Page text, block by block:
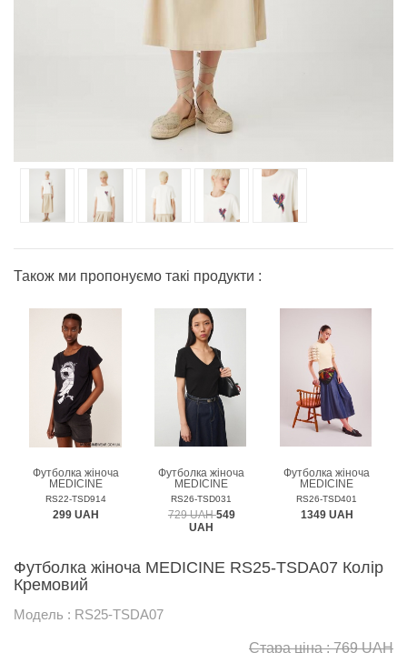
Також ми пропонуємо такі продукти :
Футболка жіноча
MEDICINE
RS22-TSD914
299 UAH
Футболка жіноча
MEDICINE
RS26-TSD031
729 UAH549
UAH
Футболка жіноча
MEDICINE
RS26-TSD401
1349 UAH
Футболка жіноча MEDICINE RS25-TSDA07 Колір
Кремовий
Модель : RS25-TSDA07
Стара ціна : 769 UAH